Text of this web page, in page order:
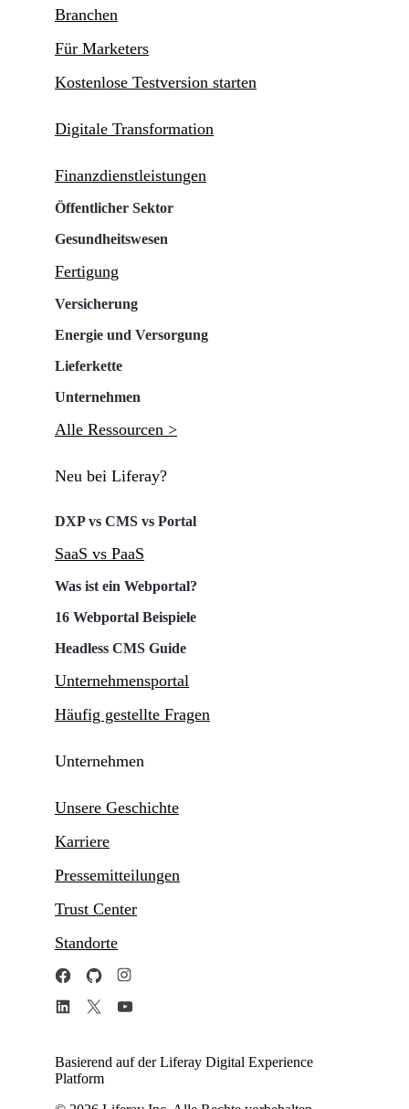
Branchen
Für Marketers
Kostenlose Testversion starten
Digitale Transformation
Finanzdienstleistungen
Öffentlicher Sektor
Gesundheitswesen
Fertigung
Versicherung
Energie und Versorgung
Lieferkette
Unternehmen
Alle Ressourcen >
Neu bei Liferay?
DXP vs CMS vs Portal
SaaS vs PaaS
Was ist ein Webportal?
16 Webportal Beispiele
Headless CMS Guide
Unternehmensportal
Häufig gestellte Fragen
Unternehmen
Unsere Geschichte
Karriere
Pressemitteilungen
Trust Center
Standorte
Basierend auf der Liferay Digital Experience
Platform